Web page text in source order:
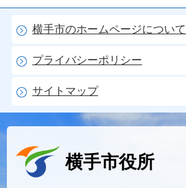
横手市のホームページについて
プライバシーポリシー
サイトマップ
横手市役所